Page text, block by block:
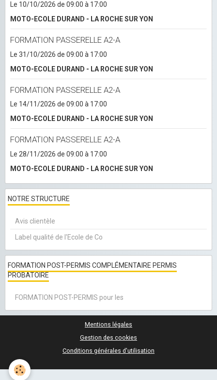
Le 10/10/2026 de 09:00 à 17:00
MOTO-ECOLE DURAND - LA ROCHE SUR YON
FORMATION PASSERELLE A2-A
Le 31/10/2026 de 09:00 à 17:00
MOTO-ECOLE DURAND - LA ROCHE SUR YON
FORMATION PASSERELLE A2-A
Le 14/11/2026 de 09:00 à 17:00
MOTO-ECOLE DURAND - LA ROCHE SUR YON
FORMATION PASSERELLE A2-A
Le 28/11/2026 de 09:00 à 17:00
MOTO-ECOLE DURAND - LA ROCHE SUR YON
NOTRE STRUCTURE
Avis clientèle
Label qualité de l'Ecole de Co
FORMATION POST-PERMIS COMPLÉMENTAIRE PERMIS
PROBATOIRE
FORMATION POST-PERMIS pour les
Mentions légales
Gestion des cookies
Conditions générales d'utilisation